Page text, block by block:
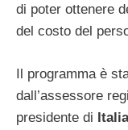
di poter ottenere
del costo del
Il programma è
dall’assessore
presidente di Italia